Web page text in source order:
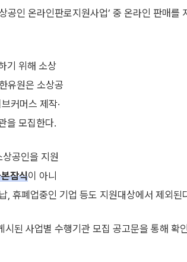
인 온라인판로지원사업’ 중 온라인 판매를
기 위해 소상
유원은 소상공
커머스 제작·
을 모집한다.
공인을 지원
잠식이 아니
, 휴폐업중인 기업 등도 지원대상에서 제외된
된 사업별 수행기관 모집 공고문을 통해 확